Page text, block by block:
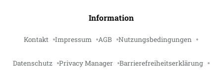
Information
Kontakt Impressum AGB Nutzungsbedingungen
Datenschutz Privacy Manager Barrierefreiheitserklärung